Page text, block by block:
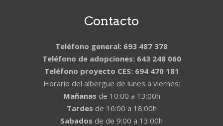
Contacto
Teléfono general: 693 487 378
Teléfono de adopciones: 643 248 060
Teléfono proyecto CES: 694 470 181
Horario del albergue de lunes a viernes:
Mañanas de 10:00 a 13:00h
Tardes de 16:00 a 18:00h
Sabados de de 9:00 a 13:00h